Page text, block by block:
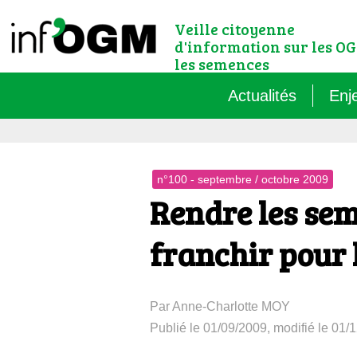
Veille citoyenne
d'information sur les
les semences
Actualités
Le
n°100 - septembre / octobre 2009
Rendre les
franchir pour
Par Anne-Charlotte MOY
Publié le 01/09/2009, modifié le 01/